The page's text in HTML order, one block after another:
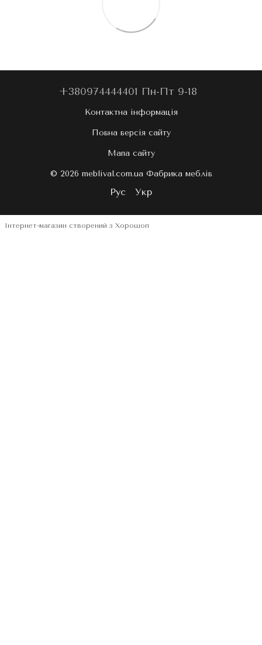
+380974444401 Пн-Пт 9-18
Контактна інформація
Повна версія сайту
Мапа сайту
© 2026 meblival.com.ua Фабрика меблів
Рус Укр
Інтернет-магазин створений з Хорошоп